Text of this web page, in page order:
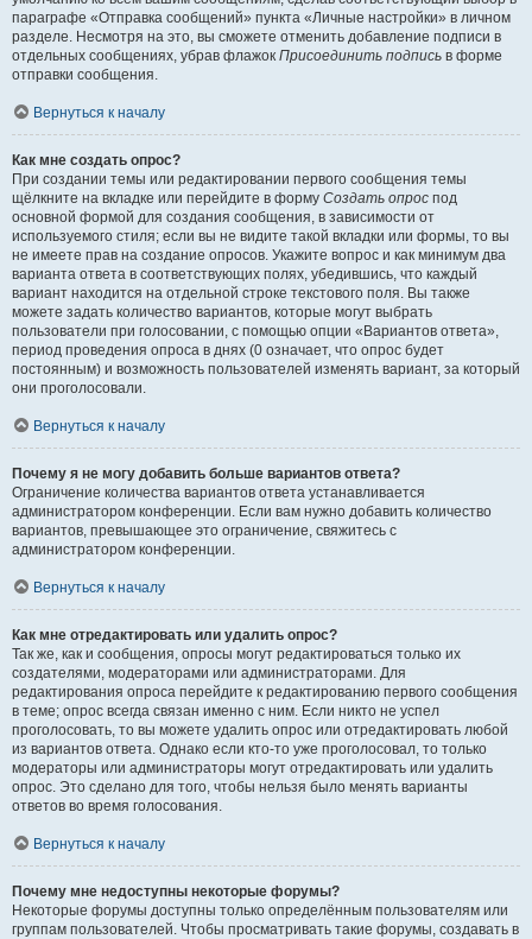
параграфе «Отправка сообщений» пункта «Личные настройки» в личном
разделе. Несмотря на это, вы сможете отменить добавление подписи в
отдельных сообщениях, убрав флажок Присоединить подпись в форме
отправки сообщения.
Вернуться к началу
Как мне создать опрос?
При создании темы или редактировании первого сообщения темы
щёлкните на вкладке или перейдите в форму Создать опрос под
основной формой для создания сообщения, в зависимости от
используемого стиля; если вы не видите такой вкладки или формы, то вы
не имеете прав на создание опросов. Укажите вопрос и как минимум два
варианта ответа в соответствующих полях, убедившись, что каждый
вариант находится на отдельной строке текстового поля. Вы также
можете задать количество вариантов, которые могут выбрать
пользователи при голосовании, с помощью опции «Вариантов ответа»,
период проведения опроса в днях (0 означает, что опрос будет
постоянным) и возможность пользователей изменять вариант, за который
они проголосовали.
Вернуться к началу
Почему я не могу добавить больше вариантов ответа?
Ограничение количества вариантов ответа устанавливается
администратором конференции. Если вам нужно добавить количество
вариантов, превышающее это ограничение, свяжитесь с
администратором конференции.
Вернуться к началу
Как мне отредактировать или удалить опрос?
Так же, как и сообщения, опросы могут редактироваться только их
создателями, модераторами или администраторами. Для
редактирования опроса перейдите к редактированию первого сообщения
в теме; опрос всегда связан именно с ним. Если никто не успел
проголосовать, то вы можете удалить опрос или отредактировать любой
из вариантов ответа. Однако если кто-то уже проголосовал, то только
модераторы или администраторы могут отредактировать или удалить
опрос. Это сделано для того, чтобы нельзя было менять варианты
ответов во время голосования.
Вернуться к началу
Почему мне недоступны некоторые форумы?
Некоторые форумы доступны только определённым пользователям или
группам пользователей. Чтобы просматривать такие форумы, создавать в